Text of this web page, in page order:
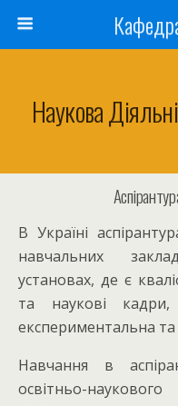
Наукова
В Україні
навчальних
установах, де є
та наукові кадри,
експериментальна та
Навчання в
освітньо-